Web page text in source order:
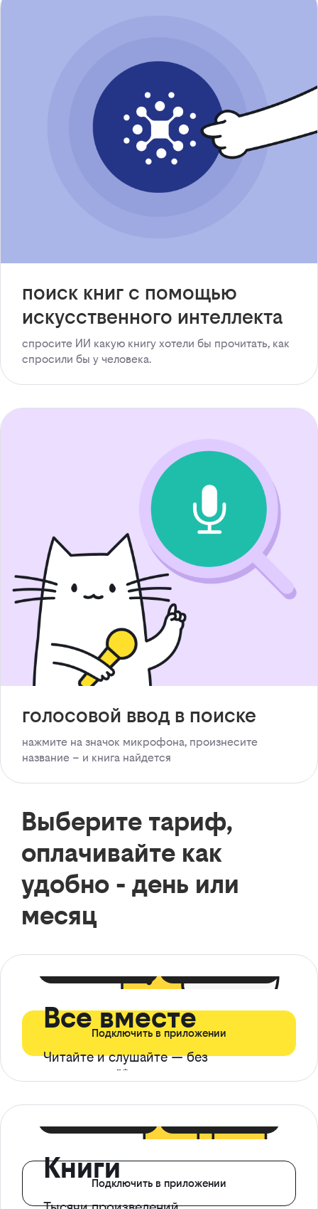
поиск книг с помощью
искусственного интеллекта
спросите ИИ какую книгу хотели бы прочитать, как
спросили бы у человека.
голосовой ввод в поиске
нажмите на значок микрофона, произнесите
название – и книга найдется
Выберите тариф,
оплачивайте как
удобно - день или
месяц
Все вместе
Читайте и слушайте — без
ограничений*
Подключить в приложении
КнигиПодключить в приложении